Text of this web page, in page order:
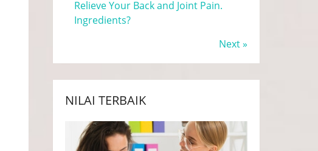
Relieve Your Back and Joint Pain.
Ingredients?
Next »
NILAI TERBAIK